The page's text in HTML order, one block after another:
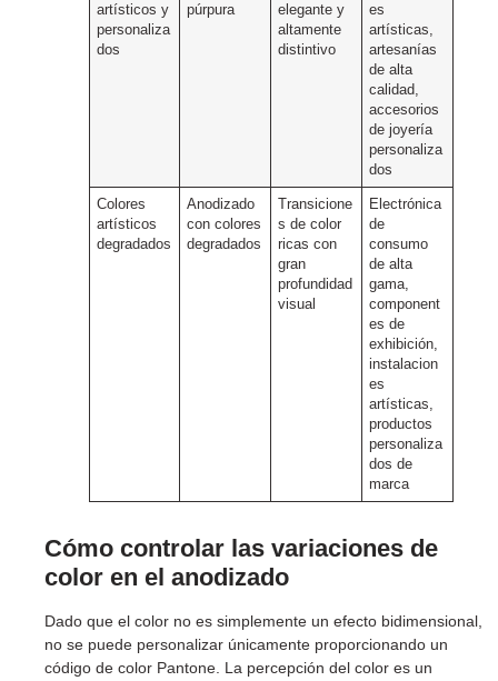
artísticos y
personaliza
dos
púrpura
elegante y
altamente
distintivo
es
artísticas,
artesanías
de alta
calidad,
accesorios
de joyería
personaliza
dos
Colores
artísticos
degradados
Anodizado
con colores
degradados
Transicione
s de color
ricas con
gran
profundidad
visual
Electrónica
de
consumo
de alta
gama,
component
es de
exhibición,
instalacion
es
artísticas,
productos
personaliza
dos de
marca
Cómo controlar las variaciones de
color en el anodizado
Dado que el color no es simplemente un efecto bidimensional,
no se puede personalizar únicamente proporcionando un
código de color Pantone. La percepción del color es un